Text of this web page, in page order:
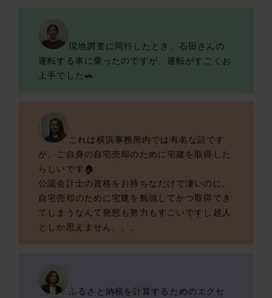
現地調査に同行したとき、石田さんの
運転する車に乗ったのですが、運転がすごくお
上手でした🚗
これは横浜事務所内では有名な話です
が、ご自身の自宅売却のために宅建を取得した
らしいです🏠
公認会計士の資格をお持ちなだけで凄いのに、
自宅売却のために宅建を勉強してかつ取得でき
てしまうなんて発想も努力もすごいですし超人
としか思えません。。。
ふるさと納税を計算するためのエクセ